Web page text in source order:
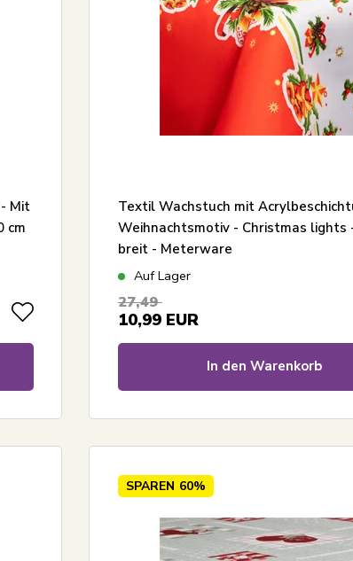
Mit
cm
Textil Wachstuch mit
Weihnachtsmotiv - Christmas lights
breit - Meterware
Auf Lager
27,49
10,99 EUR
In den Warenkorb
SPAREN 60%